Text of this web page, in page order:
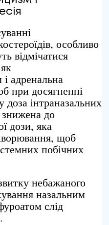
особливо
відмічатися
адренальна
при досягненні
доза інтраназальних
знижена до
дози, яка
щоб
побічних
небажаного
назальним
слід